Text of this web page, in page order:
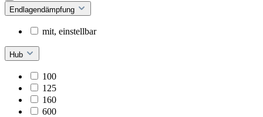
Endlagendämpfung
mit, einstellbar
Hub
100
125
160
600